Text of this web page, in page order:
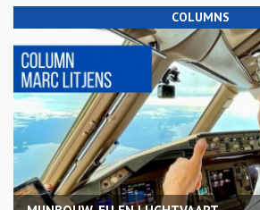
COLUMNS